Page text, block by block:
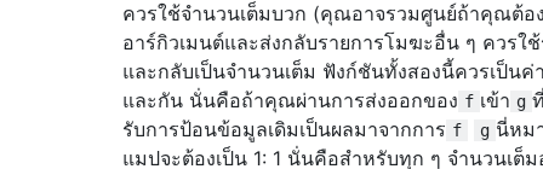
ควรใช้จำนวนเต็มบวก (คุณอาจรวมศูนย์ถ้าคุณต้อ
อาร์กิวเมนต์และส่งกลับรายการโมฆะอื่น ๆ ควรใ
และกลับเป็นจำนวนเต็ม ฟังก์ชันทั้งสองนี้ควรเป็น
และกัน นั่นคือถ้าคุณผ่านการส่งออกของ f เข้า g
รับการป้อนข้อมูลเดิมเป็นผลมาจากการ f g นี่หม
แมปจะต้องเป็น 1: 1 นั่นคือสำหรับทุก ๆ จำนวนเต็ม